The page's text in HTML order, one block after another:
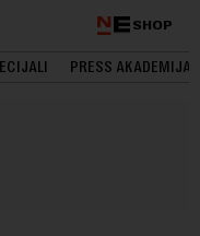
SHOP
PRESS AKADEMIJA